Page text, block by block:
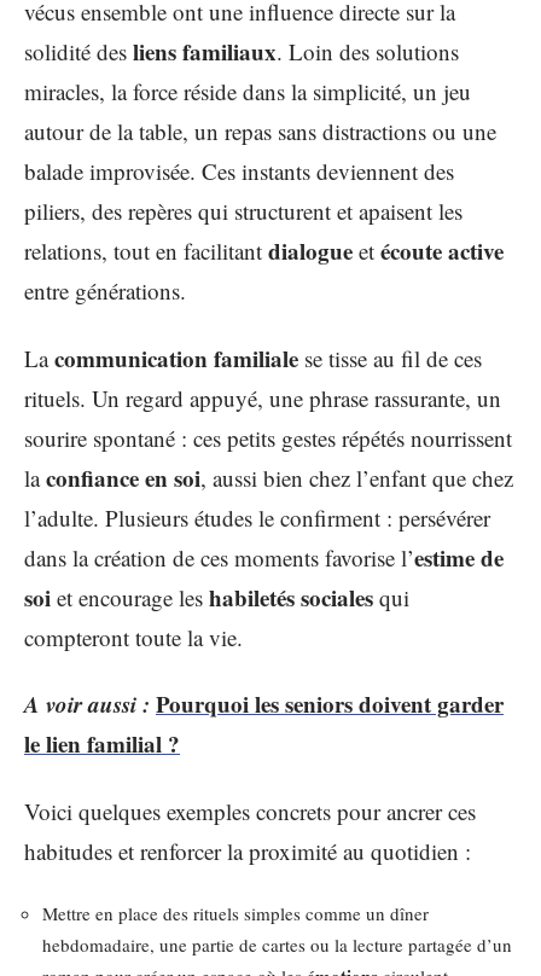
vécus ensemble ont une influence directe sur la
solidité des liens familiaux. Loin des solutions
miracles, la force réside dans la simplicité, un jeu
autour de la table, un repas sans distractions ou une
balade improvisée. Ces instants deviennent des
piliers, des repères qui structurent et apaisent les
relations, tout en facilitant dialogue et écoute active
entre générations.
Lacommunication familiale se tisse au fil de ces
rituels. Un regard appuyé, une phrase rassurante, un
sourire spontané : ces petits gestes répétés nourrissent
laconfiance en soi, aussi bien chez l’enfant que chez
l’adulte. Plusieurs études le confirment : persévérer
dans la création de ces moments favorise l’estime de
soi et encourage les habiletés sociales qui
compteront toute la vie.
A voir aussi : Pourquoi les seniors doivent garder
le lien familial ?
Voici quelques exemples concrets pour ancrer ces
habitudes et renforcer la proximité au quotidien :
Mettre en place des rituels simples comme un dîner
hebdomadaire, une partie de cartes ou la lecture partagée d’un